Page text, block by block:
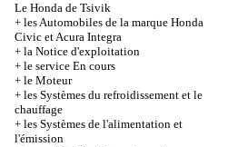
Le Honda de Tsivik
+ les Automobiles de la marque Honda
Civic et Acura Integra
+ la Notice d'exploitation
+ le service En cours
+ le Moteur
+ les Systèmes du refroidissement et le
chauffage
+ les Systèmes de l'alimentation et
l'émission